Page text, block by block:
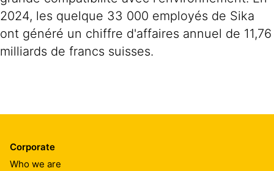
2024, les quelque 33 000 employés de Sika
ont généré un chiffre d'affaires annuel de 11,76
milliards de francs suisses.
Corporate
Who we are